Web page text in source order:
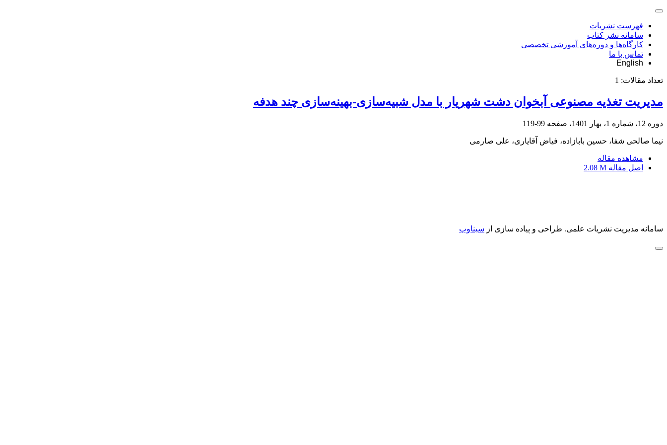
فهرست نشریات
سامانه نشر کتاب
کارگاه‌ها و دوره‌های آموزشی تخصصی
تماس با ما
English
تعداد مقالات: 1
مدیریت تغذیه مصنوعی آبخوان دشت شهریار با مدل شبیه‌سازی-بهینه‌سازی چند هدفه
دوره 12، شماره 1، بهار 1401، صفحه 99-119
نیما صالحی شفا، حسین بابازاده، فیاض آقایاری، علی صارمی
مشاهده مقاله
اصل مقاله 2.08 M
سامانه مدیریت نشریات علمی. طراحی و پیاده سازی از سیناوب